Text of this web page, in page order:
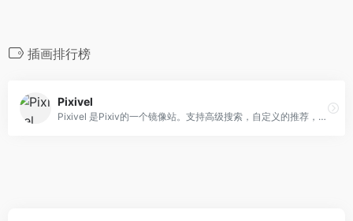
插画排行榜
Pixivel
Pixivel 是Pixiv的一个镜像站。支持高级搜索，自定义的推荐，超方便的一键下载图片！还支持登录收藏和关注插画师！看看有没有你中意的插画吧！